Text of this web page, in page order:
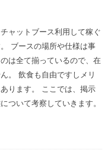
ャットブース利用して稼ぐ
ブースの場所や仕様は事
は全て揃っているので、在
。 飲食も自由ですしメリ
ります。 ここでは、掲示
ついて考察していきます。